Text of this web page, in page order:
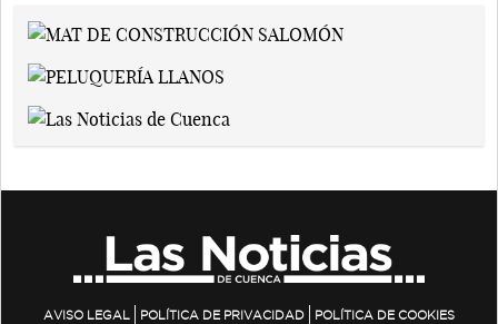
AVISO LEGAL POLÍTICA DE PRIVACIDAD POLÍTICA DE COOKIES